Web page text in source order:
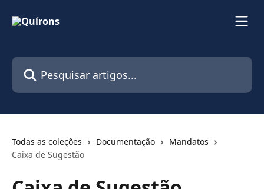
Pesquisar artigos...
Todas as coleções Documentação
Mandatos
Caixa de Sugestão